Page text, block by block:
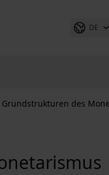
DE
des